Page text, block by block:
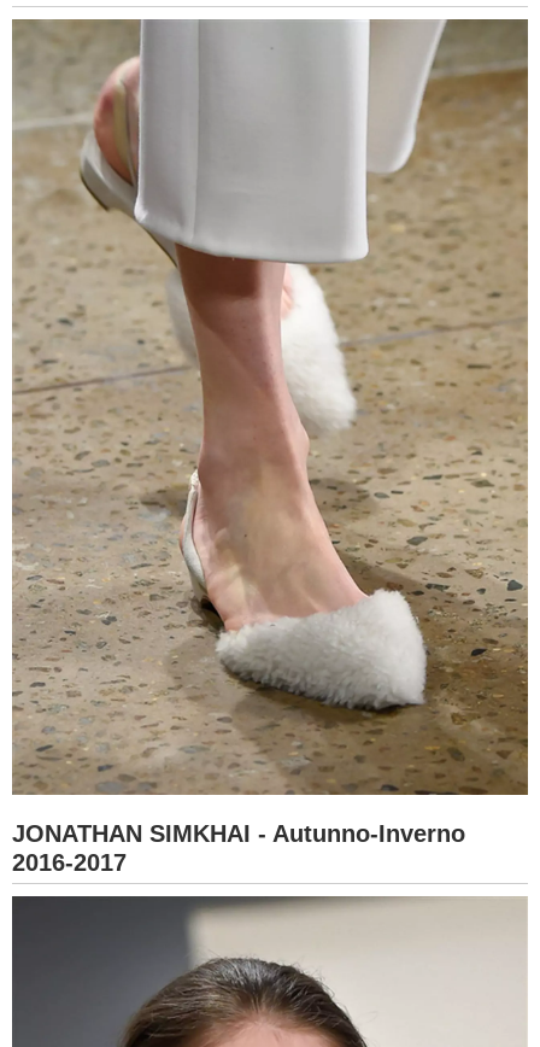
JONATHAN SIMKHAI - Autunno-Inverno
2016-2017